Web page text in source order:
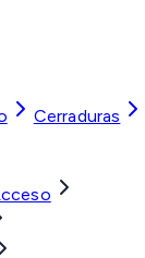
Cerraduras